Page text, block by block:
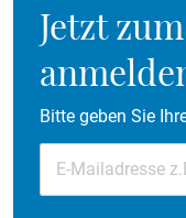
Jetzt
Bitte geben Sie